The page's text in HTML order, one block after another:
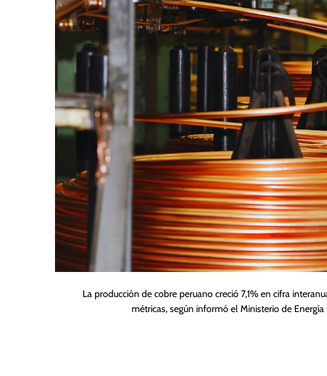
La producción de cobre peruano creció 7,1% en cifra
métricas, según informó el Ministerio de Energía